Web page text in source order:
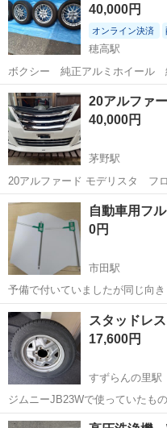
通勤OK！無料駐車場完備！《長
40,000円
オンライン決済
穂高駅
ボクシー 純正アルミホイール
ン トランザ 205/55R16
約4ｍｍ サイド2から3ｍｍ パン
長野 安曇野市
20アルファ
40,000円
茅野駅
20アルファード モデリスタ フロントバンパー＆グリル フォグは社外
品 バンパー下をぶつけてしまい他のバンパーに交換した為出品いたし
ます。 助手席側は割れて３枚目
の画像は取り付けている...
長野 茅野市 茅野駅
自動車用フ
0円
市田駅
予備で付いていましたが同じ向
長野 下伊那郡 市田駅
スタッドレ
17,600円
すずらんの里駅
ジムニーJB23Wで使っていたものです。 【サイズ】175/
どの状態】とくに目立った傷は
長野 茅野市 すずらんの